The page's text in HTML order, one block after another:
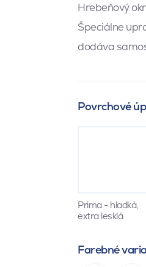
Hrebeňový
Špeciálne
dodáva
Povrchové
Prima - hladká,
extra lesklá
Farebné